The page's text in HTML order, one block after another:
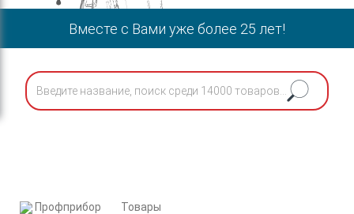
Вместе с Вами уже более 25 лет!
Профприбор
Товары